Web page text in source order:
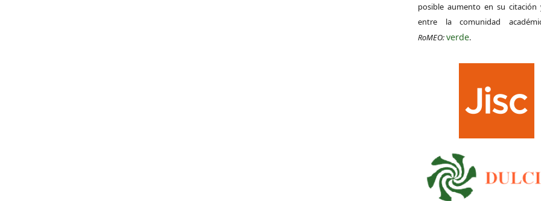
posible aumento en su citación
entre la comunidad
RoMEO:verde.